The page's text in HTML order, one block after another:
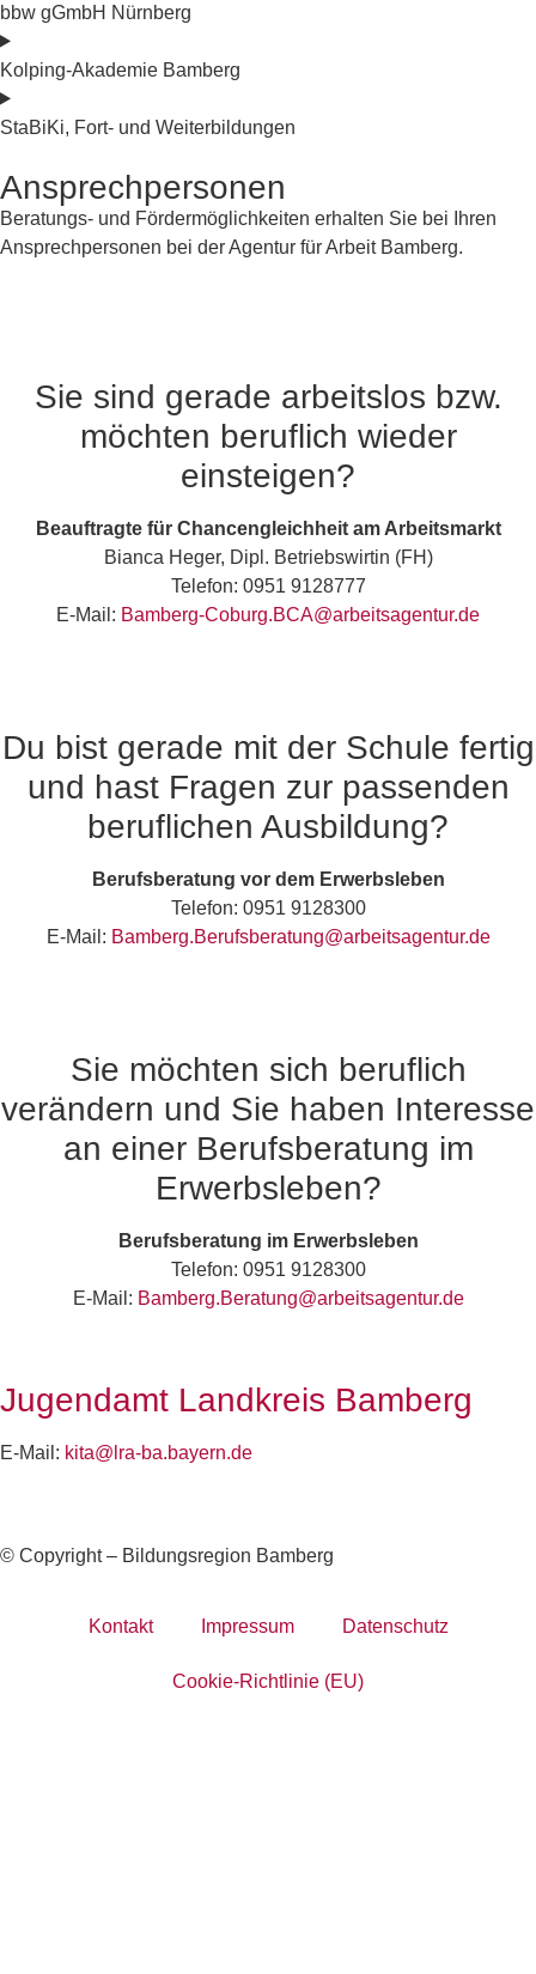
bbw gGmbH Nürnberg
Kolping-Akademie Bamberg
StaBiKi, Fort- und Weiterbildungen
Ansprechpersonen
Beratungs- und Fördermöglichkeiten erhalten Sie bei Ihren
Ansprechpersonen bei der Agentur für Arbeit Bamberg.
Sie sind gerade arbeitslos bzw.
möchten beruflich wieder
einsteigen?
Beauftragte für Chancengleichheit am Arbeitsmarkt
Bianca Heger, Dipl. Betriebswirtin (FH)
Telefon: 0951 9128777
E-Mail: Bamberg-Coburg.BCA@arbeitsagentur.de
Du bist gerade mit der Schule fertig
und hast Fragen zur passenden
beruflichen Ausbildung?
Berufsberatung vor dem Erwerbsleben
Telefon: 0951 9128300
E-Mail: Bamberg.Berufsberatung@arbeitsagentur.de
Sie möchten sich beruflich
verändern und Sie haben Interesse
an einer Berufsberatung im
Erwerbsleben?
Berufsberatung im Erwerbsleben
Telefon: 0951 9128300
E-Mail: Bamberg.Beratung@arbeitsagentur.de
Jugendamt Landkreis Bamberg
E-Mail: kita@lra-ba.bayern.de
© Copyright – Bildungsregion Bamberg
Kontakt Impressum Datenschutz
Cookie-Richtlinie (EU)